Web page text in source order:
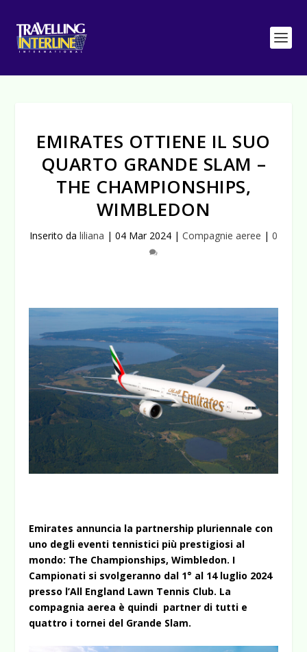
EMIRATES OTTIENE IL SUO
QUARTO GRANDE SLAM –
THE CHAMPIONSHIPS,
WIMBLEDON
Inserito da liliana | 04 Mar 2024 | Compagnie aeree | 0
Emirates annuncia la partnership pluriennale con
uno degli eventi tennistici più prestigiosi al
mondo: The Championships, Wimbledon. I
Campionati si svolgeranno dal 1° al 14 luglio 2024
presso l’All England Lawn Tennis Club. La
compagnia aerea è quindi partner di tutti e
quattro i tornei del Grande Slam.